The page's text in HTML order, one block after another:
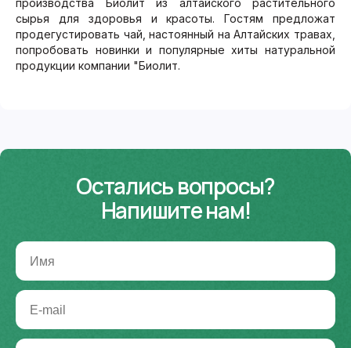
производства Биолит из алтайского растительного
сырья для здоровья и красоты. Гостям предложат
продегустировать чай, настоянный на Алтайских травах,
попробовать новинки и популярные хиты натуральной
продукции компании "Биолит.
Остались вопросы?
Напишите нам!